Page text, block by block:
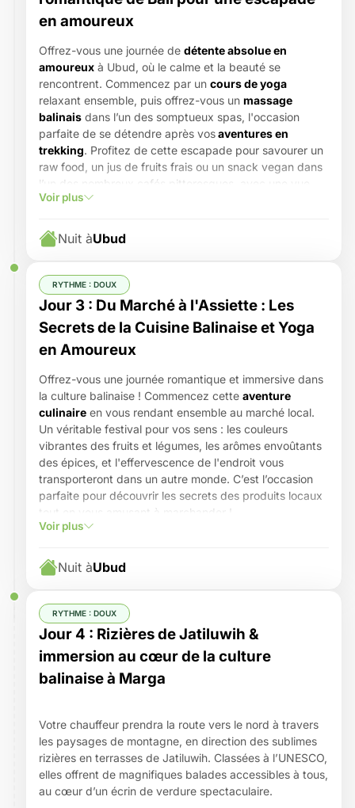
en amoureux
Offrez-vous une journée de détente absolue en
amoureux à Ubud, où le calme et la beauté se
rencontrent. Commencez par un cours de yoga
relaxant ensemble, puis offrez-vous un massage
balinais dans l’un des somptueux spas, l'occasion
parfaite de se détendre après vosaventures en
trekking. Profitez de cette escapade pour savourer un
raw food, un jus de fruits frais ou un snack vegan dans
l’un des nombreux cafés pittoresques, avec une vue
imprenable sur les rizières. Pourquoi ne pas essayer un
coco fraîche sous un ciel bleu éclatant ?
Pour les amoureux de la nature et de l'aventure, les
pour une balade en pleine nature, ou explorez la
Monkey Forest , un petit coin de jungle où les singes
laissez pas trop approcher, ils sont aussi joueurs que
chapardeurs !)
spectacle de danse traditionnelle balinaisepour
découvrir la culture locale et vous plonger dans une
ambiance féerique ?
Voir plus
Nuit àUbud
Jour 3 : Du Marché à l'Assiette : Les
Secrets de la Cuisine Balinaise et Yoga
en Amoureux
RYTHME : DOUX
Offrez-vous une journée romantique et immersive dans
la culture balinaise ! Commencez cette aventure
culinaire en vous rendant ensemble au marché local.
Un véritable festival pour vos sens : les couleurs
vibrantes des fruits et légumes, les arômes envoûtants
des épices, et l'effervescence de l'endroit vous
transporteront dans un autre monde. C’est l’occasion
parfaite pour découvrir les secrets des produits locaux
tout en vous amusant à marchander !
Ensuite, vous passerez derrière les fourneaux pour
Hachez, parfumez, et mijotez sous les conseils avisés
d'un chef local. Le cours se fait en petits groupes, idéal
Après vos efforts, il sera temps de savourer votre
œuvre et de profiter d’un délicieux repas avec vos
En fin de journée, offrez-vous une séance de
pleine nature. Que vous soyez débutants ou
nature, vous apportera une sérénité totale. Ce cadre
intime et tranquille est le parfait contraste pour un
moment de détente à deux.
Le reste de la journée est libre pour vous permettre de
vous reposer, flâner ou encore vous promener dans ce
Voir plus
Nuit àUbud
Jour 4 : Rizières de Jatiluwih &
immersion au cœur de la culture
balinaise à Marga
RYTHME : DOUX
Votre chauffeur prendra la route vers le nord à travers
les paysages de montagne, en direction des sublimes
rizières en terrasses de Jatiluwih. Classées à l’UNESCO,
elles offrent de magnifiques balades accessibles à tous,
au cœur d’un écrin de verdure spectaculaire.